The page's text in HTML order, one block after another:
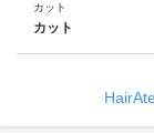
カット
カット